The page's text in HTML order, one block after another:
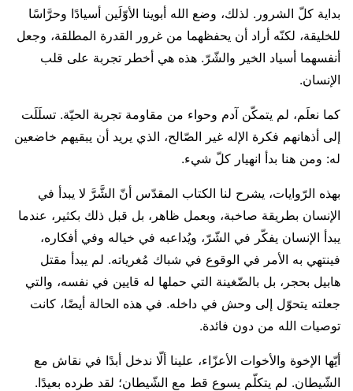
بداية كلّ الشرور. لذلك، وضع الله أبوينا الأوّلَين أسيادًا وحرَّاسًا
للخليقة، لكنّه أراد أن يحفظهما من غرور القدرة المطلقة، وجعل
أنفسهما أسياد الخير والشّرّ. هذه هي أخطر تجربة على قلب
الإنسان.
كما نعلَم، لم يتمكّن آدم وحواء من مقاومة تجربة الحيّة. تسلَلَت
إلى أذهانهم فكرة الإله غير الصّالح، الذي يريد أن يبقيهم خاضعين
له: ومن هنا بدأ انهيار كلّ شيء.
بهذه الرّوايات، يشرح لنا الكتاب المقدّس أنّ الشَّرَّ لا يبدأ في
الإنسان بطريقة صاخبة، وبعمل ظاهر، بل قبل ذلك بكثير، عندما
يبدأ الإنسان يفكّر في الشّرّ، ويُداعبه في خياله وفي أفكاره،
فينتهي به الأمر في الوقوع في شباك مُغرياته. لم يبدأ مقتل
هابيل بحجر، بل بالضّغينة التي حملها له قايين في نفسه، والتي
جعلته يتحوّل إلى وحش في داخله. في هذه الحالة أيضًا، كانت
توصيات الله من دون فائدة.
أيّها الإخوة والأخوات الأعزّاء، علينا ألّا ندخل أبدًا في نقاش مع
الشّيطان. لم يتكلّم يسوع قط مع الشّيطان؛ لقد طرده بعيدًا.